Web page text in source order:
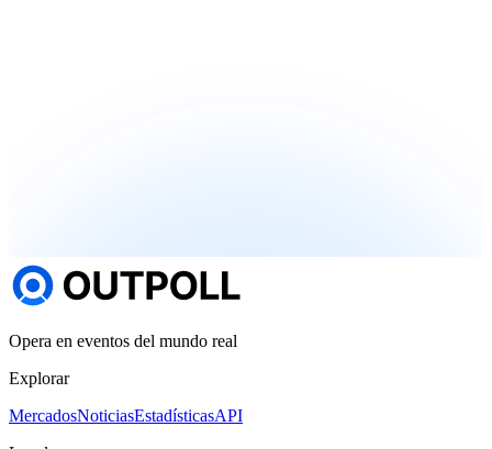
Opera en eventos del mundo real
Explorar
MercadosNoticiasEstadísticasAPI